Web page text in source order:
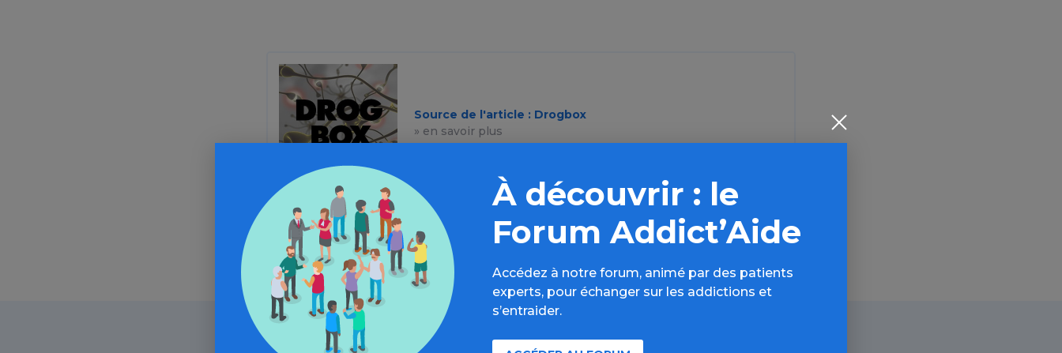
Source de l'article : Drogbox
» en savoir plus
À découvrir : le
Forum Addict’Aide
Accédez à notre forum, animé par des patients
experts, pour échanger sur les addictions et
s’entraider.